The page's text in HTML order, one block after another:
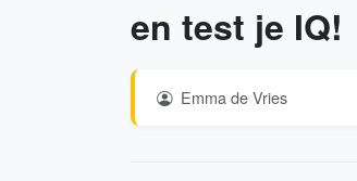
en test je IQ!
Emma de Vries